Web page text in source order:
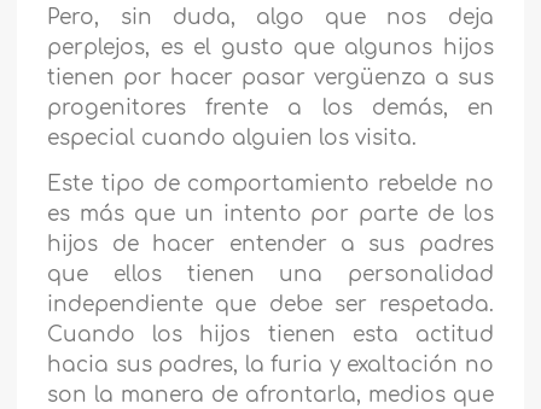
Pero, sin duda, algo que nos deja
perplejos, es el gusto que algunos hijos
tienen por hacer pasar vergüenza a sus
progenitores frente a los demás, en
especial cuando alguien los visita.
Este tipo de comportamiento rebelde no
es más que un intento por parte de los
hijos de hacer entender a sus padres
que ellos tienen una personalidad
independiente que debe ser respetada.
Cuando los hijos tienen esta actitud
hacia sus padres, la furia y exaltación no
son la manera de afrontarla, medios que